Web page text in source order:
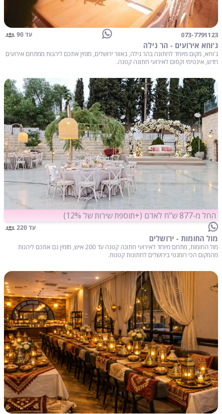
073-7791123 עד 90
ג'וחא אירועים - הר גילה
ג'וחא, מקום מיוחד לחתונה בהר גילה, באזור ירושלים, מזמין אתכם ליהנות ממתחם אירועים
חדש, אינטימי וקסום לאירועי חתונה קטנה.
החל מ-877 ש"ח לאדם (+תוספת שירות של 12%)
עד 220
מול החומות - ירושלים
מול החומות, מתחם מיוחד לאירועי חתונה קטנה עד 200 איש, מזמין גם אתכם ליהנות
מהמקום הכי רומנטי בירושלים לחתונות קטנות.